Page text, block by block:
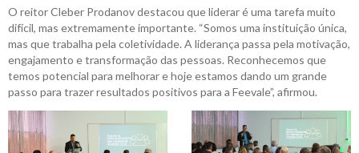
O reitor Cleber Prodanov destacou que liderar é uma tarefa muito
difícil, mas extremamente importante. “Somos uma instituição única,
mas que trabalha pela coletividade. A liderança passa pela motivação,
engajamento e transformação das pessoas. Reconhecemos que
temos potencial para melhorar e hoje estamos dando um grande
passo para trazer resultados positivos para a Feevale”, afirmou.